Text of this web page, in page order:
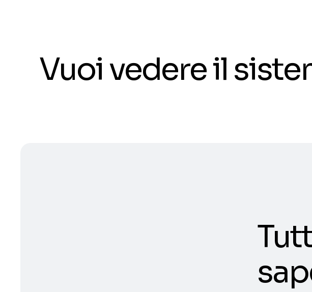
Vuoi vedere il